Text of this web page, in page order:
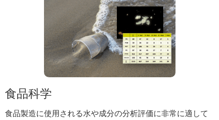
食品科学
食品製造に使用される水や成分の分析評価に非常に適して